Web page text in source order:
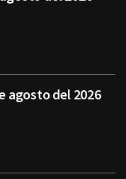
agosto del 2026